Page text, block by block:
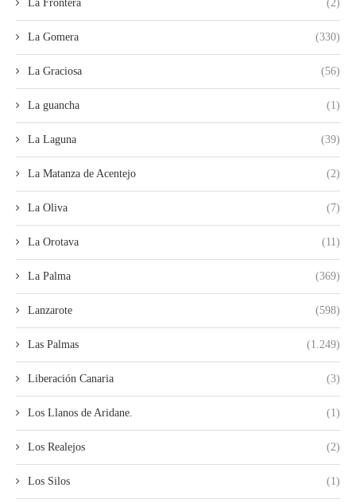
La Frontera (2)
La Gomera (330)
La Graciosa (56)
La guancha (1)
La Laguna (39)
La Matanza de Acentejo (2)
La Oliva (7)
La Orotava (11)
La Palma (369)
Lanzarote (598)
Las Palmas (1.249)
Liberación Canaria (3)
Los Llanos de Aridane. (1)
Los Realejos (2)
Los Silos (1)